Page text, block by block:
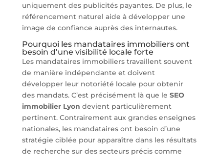
uniquement des publicités payantes. De plus, le
référencement naturel aide à développer une
image de confiance auprès des internautes.
Pourquoi les mandataires immobiliers ont
besoin d’une visibilité locale forte
Les mandataires immobiliers travaillent souvent
de manière indépendante et doivent
développer leur notoriété locale pour obtenir
des mandats. C’est précisément là que le SEO
immobilier Lyon devient particulièrement
pertinent. Contrairement aux grandes enseignes
nationales, les mandataires ont besoin d’une
stratégie ciblée pour apparaître dans les résultats
de recherche sur des secteurs précis comme